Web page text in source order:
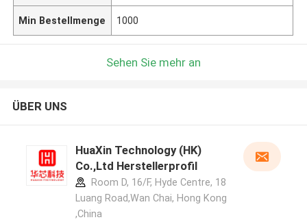
Min Bestellmenge 1000
Sehen Sie mehr an
ÜBER UNS
HuaXin Technology (HK)
Co.,Ltd Herstellerprofil
Room D, 16/F, Hyde Centre, 18
Luang Road,Wan Chai, Hong Kong
,China